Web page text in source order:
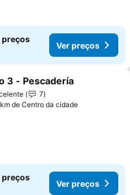
preços
Ver preços
aos favoritos
3 - Pescadería
7
de Centro da cidade
preços
Ver preços